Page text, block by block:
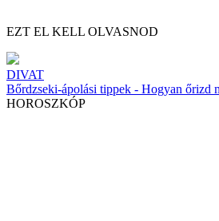
EZT EL KELL OLVASNOD
DIVAT
Bőrdzseki-ápolási tippek - Hogyan őrizd
HOROSZKÓP